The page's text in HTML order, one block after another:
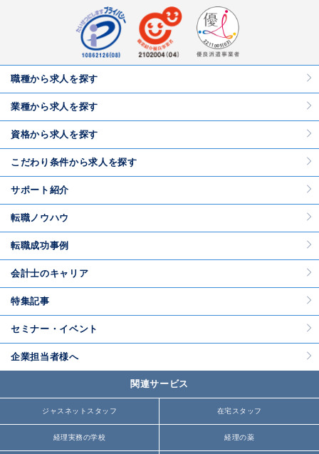
職種から求人を探す
業種から求人を探す
資格から求人を探す
こだわり条件から求人を探す
サポート紹介
転職ノウハウ
転職成功事例
会計士のキャリア
特集記事
セミナー・イベント
企業担当者様へ
関連サービス
ジャスネットスタッフ 在宅スタッフ
経理実務の学校 経理の薬